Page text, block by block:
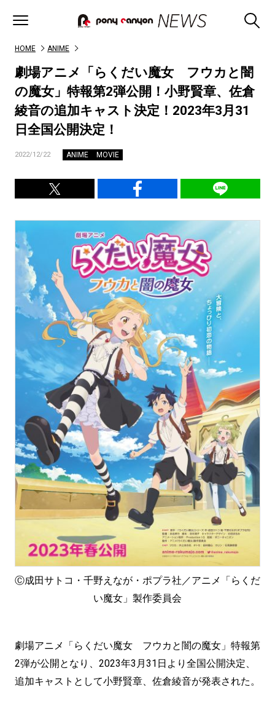
HOME ANIME
劇場アニメ「らくだい魔女 フウカと闇
の魔女」特報第2弾公開！小野賢章、佐倉
綾音の追加キャスト決定！2023年3月31
日全国公開決定！
2022/12/22 ANIME MOVIE
Ⓒ成田サトコ・千野えなが・ポプラ社／アニメ「らくだ
い魔女」製作委員会
劇場アニメ「らくだい魔女 フウカと闇の魔女」特報第
2弾が公開となり、2023年3月31日より全国公開決定、
追加キャストとして小野賢章、佐倉綾音が発表された。